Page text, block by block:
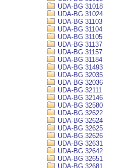
UDA-BG 31018
UDA-BG 31024
UDA-BG 31103
UDA-BG 31104
UDA-BG 31105
UDA-BG 31137
UDA-BG 31157
UDA-BG 31184
UDA-BG 31493
UDA-BG 32035
UDA-BG 32036
UDA-BG 32111
UDA-BG 32146
UDA-BG 32580
UDA-BG 32622
UDA-BG 32624
UDA-BG 32625
UDA-BG 32626
UDA-BG 32631
UDA-BG 32642
UDA-BG 32651
UDA-BG 32681